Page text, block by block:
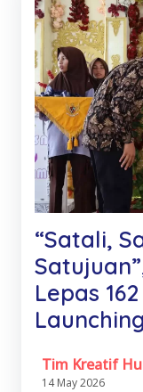
“Satali,
Lepas
Tim Kreatif
14 May 2026